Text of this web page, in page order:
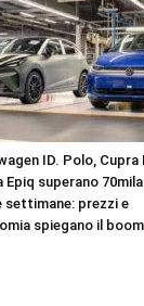
ID. Polo, Cupra
Epiq superano
settimane: prezzi e
spiegano il boom